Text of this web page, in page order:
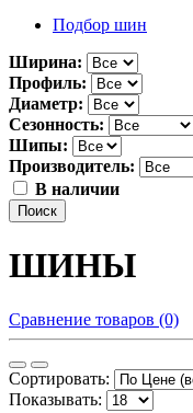
Подбор шин
Ширина:
Профиль:
Диаметр:
Сезонность:
Шипы:
Производитель:
В наличии
Поиск
ШИНЫ
Сравнение товаров (0)
Сортировать:
Показывать: